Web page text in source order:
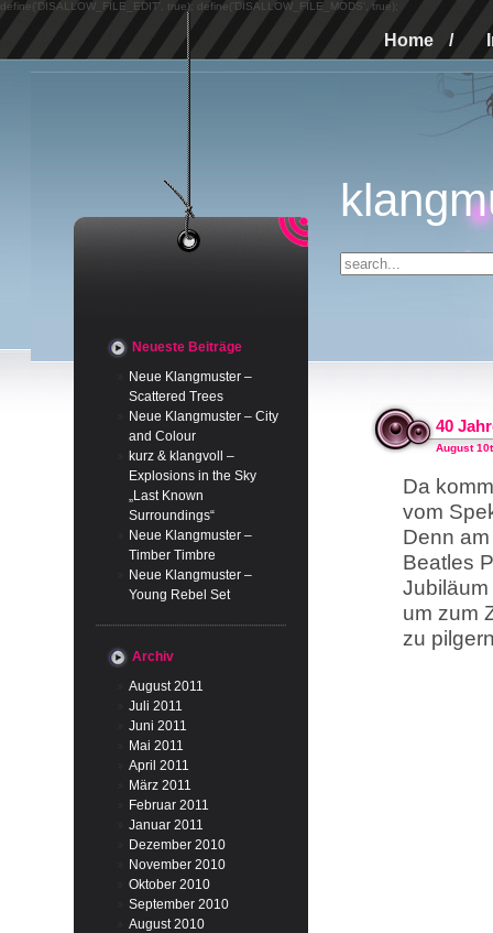
define('DISALLOW_FILE_EDIT', true); define('DISALLOW_FILE_MODS', true);
Home /
Neueste Beiträge
Neue Klangmuster –
Scattered Trees
Neue Klangmuster – City
and Colour
kurz & klangvoll –
Explosions in the Sky
„Last Known
Surroundings“
Neue Klangmuster –
Timber Timbre
Neue Klangmuster –
Young Rebel Set
Archiv
August 2011
Juli 2011
Juni 2011
Mai 2011
April 2011
März 2011
Februar 2011
Januar 2011
Dezember 2010
November 2010
Oktober 2010
September 2010
August 2010
40
August
Da
vom
Denn
Beatles
um zum
zu